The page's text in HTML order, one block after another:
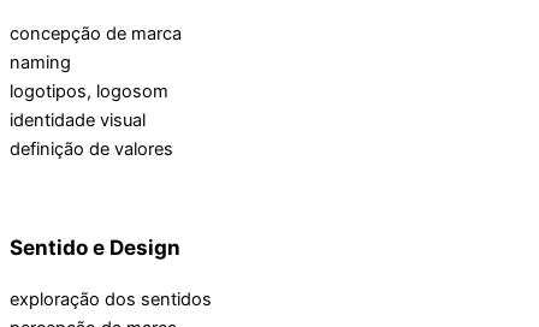
concepção de marca
naming
logotipos, logosom
identidade visual
definição de valores
Sentido e Design
exploração dos sentidos